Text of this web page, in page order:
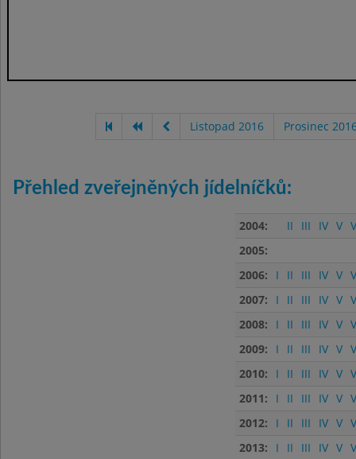
Listopad 2016 Prosinec
Přehled zveřejněných jídelníčků:
2004: II III IV V
2005:
2006:
I II III IV V
2007:
I II III IV V
2008:
I II III IV V
2009:
I II III IV V
2010:
I II III IV V
2011:
I II III IV V
2012:
I II III IV V
2013:
I II III IV V